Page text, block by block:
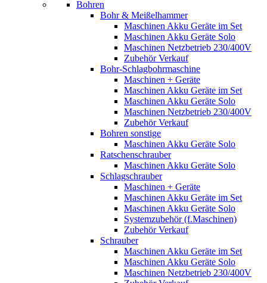
Bohren
Bohr & Meißelhammer
Maschinen Akku Geräte im Set
Maschinen Akku Geräte Solo
Maschinen Netzbetrieb 230/400V
Zubehör Verkauf
Bohr-Schlagbohrmaschine
Maschinen + Geräte
Maschinen Akku Geräte im Set
Maschinen Akku Geräte Solo
Maschinen Netzbetrieb 230/400V
Zubehör Verkauf
Bohren sonstige
Maschinen Akku Geräte Solo
Ratschenschrauber
Maschinen Akku Geräte Solo
Schlagschrauber
Maschinen + Geräte
Maschinen Akku Geräte im Set
Maschinen Akku Geräte Solo
Systemzubehör (f.Maschinen)
Zubehör Verkauf
Schrauber
Maschinen Akku Geräte im Set
Maschinen Akku Geräte Solo
Maschinen Netzbetrieb 230/400V